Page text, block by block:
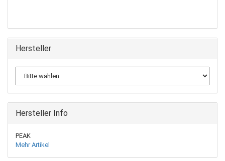
Hersteller
Hersteller Info
PEAK
Mehr Artikel